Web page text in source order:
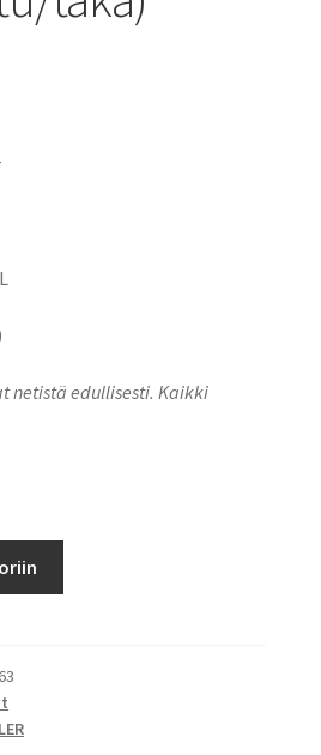
netistä edullisesti. Kaikki